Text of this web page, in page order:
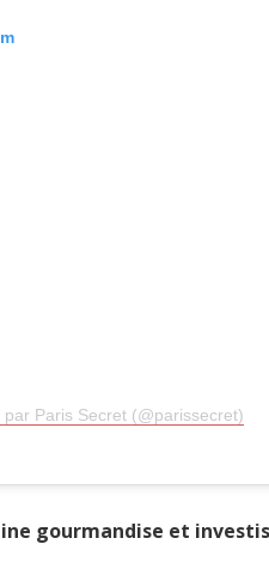
Paris Secret (@parissecret)
gourmandise et